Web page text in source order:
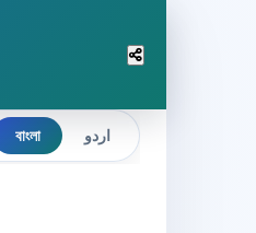
বাংলা اردو